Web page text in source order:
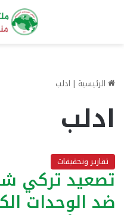
الرئيسية | ادلب
ادلب
تقارير وتحقيقات
تصعيد تركي
ضد الوحدات